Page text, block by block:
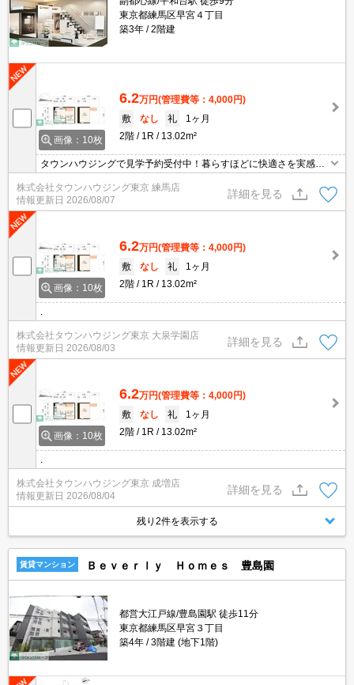
東京都練馬区早宮４丁目
築3年
2階建
画像：10枚
6.2万円(管理費等：4,000円)
敷
なし 礼
1ヶ月
2階
1R 13.02m²
タウンハウジングで見学予約受付中！暮らすほどに快適さを実感で
きる設備仕様！駅前商業施設の多さ！日常の買い物に便利！
株式会社タウンハウジング東京 練馬店
情報更新日 2026/08/07
詳細を見る
画像：10枚
6.2万円(管理費等：4,000円)
敷
なし 礼
1ヶ月
2階
1R 13.02m²
株式会社タウンハウジング東京 大泉学園店
情報更新日 2026/08/03
詳細を見る
画像：10枚
6.2万円(管理費等：4,000円)
敷
なし 礼
1ヶ月
2階
1R 13.02m²
株式会社タウンハウジング東京 成増店
情報更新日 2026/08/04
詳細を見る
残り2件を表示する
賃貸マンション Ｂｅｖｅｒｌｙ Ｈｏｍｅｓ 豊島園
都営大江戸線/豊島園駅 徒歩11分
東京都練馬区早宮３丁目
築4年
3階建 (地下1階)